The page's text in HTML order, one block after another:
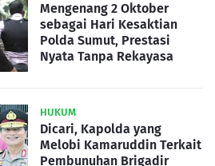
Mengenang 2 Oktober
sebagai Hari Kesaktian
Polda Sumut, Prestasi
Nyata Tanpa Rekayasa
HUKUM
Dicari, Kapolda yang
Melobi Kamaruddin Terkait
Pembunuhan Brigadir